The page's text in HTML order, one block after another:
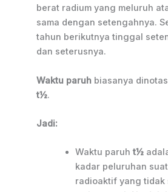
berat radium yang meluruh
sama dengan setengahnya.
tahun berikutnya tinggal
dan seterusnya.
Waktu paruh biasanya
t½.
Jadi:
Waktu paruh t½
kadar peluruhan
radioaktif yang tidak